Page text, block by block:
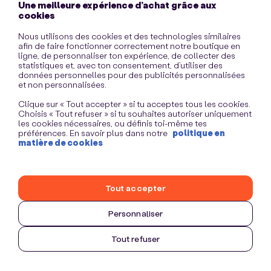
Une meilleure expérience d’achat grâce aux
cookies
Nous utilisons des cookies et des technologies similaires
afin de faire fonctionner correctement notre boutique en
ligne, de personnaliser ton expérience, de collecter des
statistiques et, avec ton consentement, d’utiliser des
données personnelles pour des publicités personnalisées
et non personnalisées.
Clique sur « Tout accepter » si tu acceptes tous les cookies.
Choisis « Tout refuser » si tu souhaites autoriser uniquement
les cookies nécessaires, ou définis toi-même tes
préférences. En savoir plus dans notre politique en
matière de cookies
Personnaliser
Tout refuser
Tout accepter